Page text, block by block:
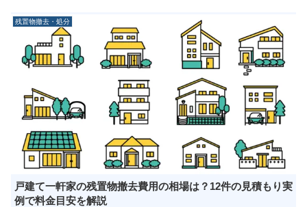
残置物撤去・処分
戸建て一軒家の残置物撤去費用の相場は？12件の見積もり実
例で料金目安を解説